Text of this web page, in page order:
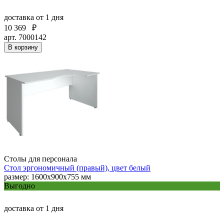
доставка от 1 дня
10 369
₽
арт. 7000142
В корзину
Столы для персонала
Стол эргономичный (правый), цвет белый
размер: 1600х900х755 мм
Выгодно
доставка от 1 дня